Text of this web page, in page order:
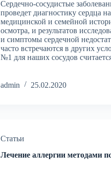
Сердечно-сосудистые
проведет диагностику сердца
медицинской и семейной
осмотра, и результатов
и симптомы сердечной
часто встречаются в других
№1 для наших сосудов
admin 25.02.2020
Статьи
Лечение аллергии методами